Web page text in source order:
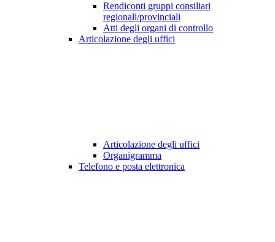
Rendiconti gruppi consiliari
regionali/provinciali
Atti degli organi di controllo
Articolazione degli uffici
Articolazione degli uffici
Organigramma
Telefono e posta elettronica